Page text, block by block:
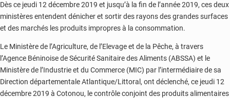
Dès ce jeudi 12 décembre 2019 et jusqu’à la fin de l’année 2019, ces deux
ministères entendent dénicher et sortir des rayons des grandes surfaces
et des marchés les produits impropres à la consommation.
Le Ministère de l’Agriculture, de l’Elevage et de la Pêche, à travers
l’Agence Béninoise de Sécurité Sanitaire des Aliments (ABSSA) et le
Ministère de l’Industrie et du Commerce (MIC) par l’intermédiaire de sa
Direction départementale Atlantique/Littoral, ont déclenché, ce jeudi 12
décembre 2019 à Cotonou, le contrôle conjoint des produits alimentaires